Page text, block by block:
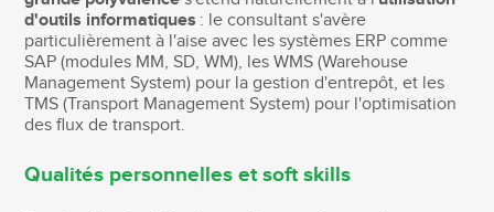
d'outils informatiques : le consultant s'avère
particulièrement à l'aise avec les systèmes ERP comme
SAP (modules MM, SD, WM), les WMS (Warehouse
Management System) pour la gestion d'entrepôt, et les
TMS (Transport Management System) pour l'optimisation
des flux de transport.
Qualités personnelles et soft skills